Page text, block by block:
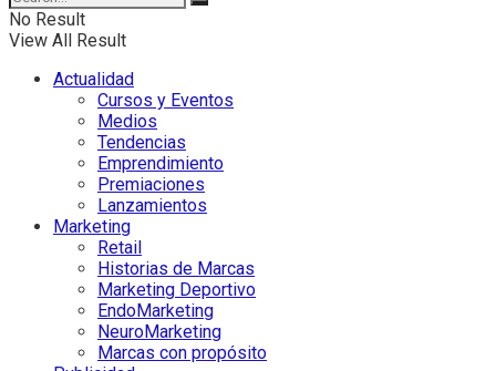
No Result
View All Result
Actualidad
Cursos y Eventos
Medios
Tendencias
Emprendimiento
Premiaciones
Lanzamientos
Marketing
Retail
Historias de Marcas
Marketing Deportivo
EndoMarketing
NeuroMarketing
Marcas con propósito